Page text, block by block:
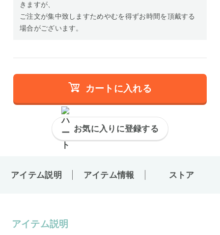
きますが、
ご注文が集中致しますためやむを得ずお時間を頂戴する
場合がございます。
カートに入れる
お気に入りに登録する
アイテム説明 アイテム情報 ストア
アイテム説明